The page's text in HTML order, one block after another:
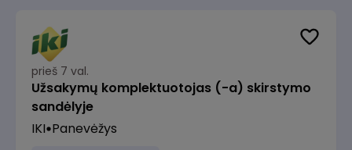
prieš 7 val.
Užsakymų komplektuotojas (-a) skirstymo
sandėlyje
IKI Panevėžys